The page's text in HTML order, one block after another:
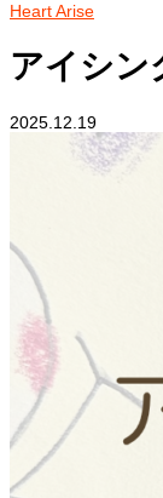
Heart Arise
アイシン
2025.12.19